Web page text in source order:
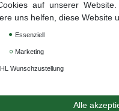
auf unserer
uns helfen, diese Website
Essenziell
Marketing
Wunschzustellung
Alle